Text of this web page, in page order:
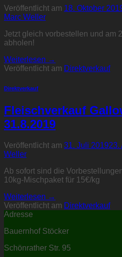
Veröffentlicht am 18. Oktober
Marc Weller
Jetzt gleich vorbestellen und am
abholen!
Weiterlesen →
Veröffentlicht am Direktverkauf
Direktverkauf
Fleischverkauf
31.8.2019
Veröffentlicht am 31. Juli 201923.
Weller
Ab sofort sind die
10kg-Mischpaket für 15€/kg
Weiterlesen →
Veröffentlicht am Direktverkauf
Adresse
Bauernhof Stöcker
Schönrather Str. 95